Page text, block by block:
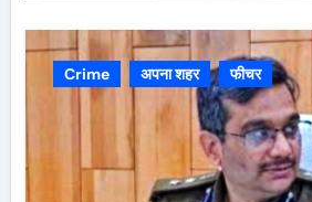
Crime अपना शहर फीचर